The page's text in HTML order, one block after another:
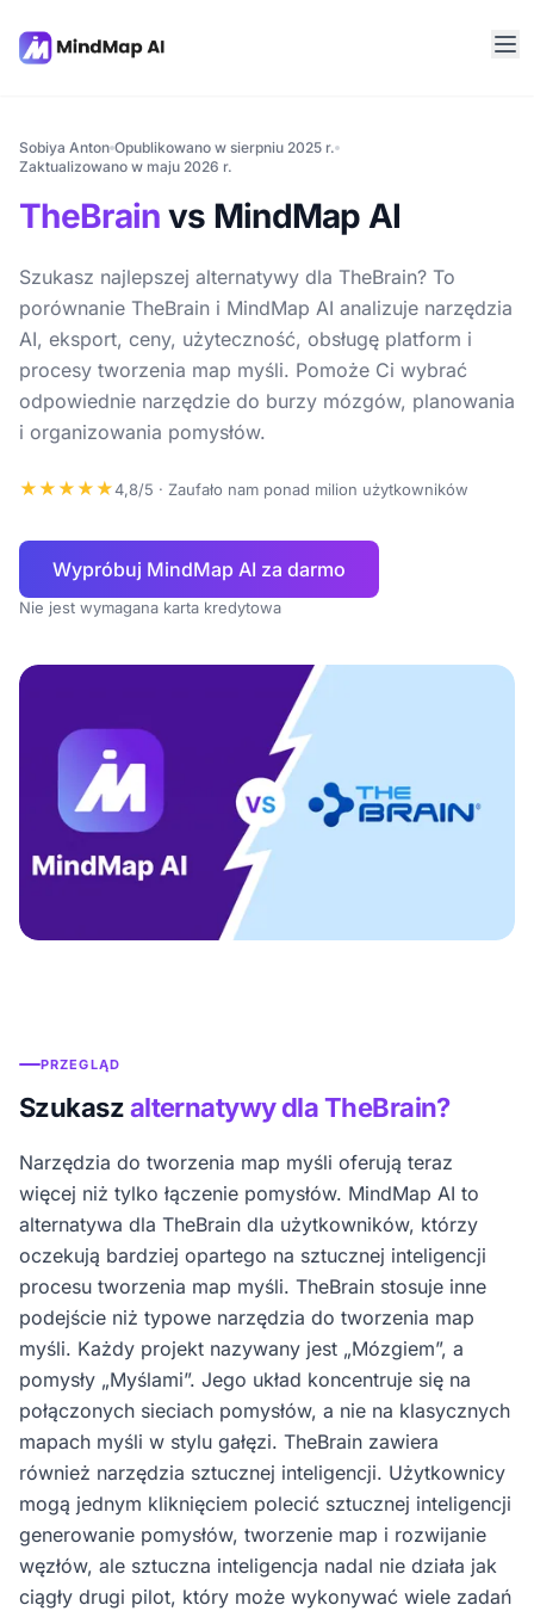
Sobiya Anton Opublikowano w sierpniu 2025 r.
Zaktualizowano w maju 2026 r.
TheBrain vs MindMap AI
Szukasz najlepszej alternatywy dla TheBrain? To
porównanie TheBrain i MindMap AI analizuje narzędzia
AI, eksport, ceny, użyteczność, obsługę platform i
procesy tworzenia map myśli. Pomoże Ci wybrać
odpowiednie narzędzie do burzy mózgów, planowania
i organizowania pomysłów.
★★★★★4,8/5 · Zaufało nam ponad milion użytkowników
Wypróbuj MindMap AI za darmo
Nie jest wymagana karta kredytowa
PRZEGLĄD
Szukaszalternatywy dla TheBrain?
Narzędzia do tworzenia map myśli oferują teraz
więcej niż tylko łączenie pomysłów. MindMap AI to
alternatywa dla TheBrain dla użytkowników, którzy
oczekują bardziej opartego na sztucznej inteligencji
procesu tworzenia map myśli. TheBrain stosuje inne
podejście niż typowe narzędzia do tworzenia map
myśli. Każdy projekt nazywany jest „Mózgiem”, a
pomysły „Myślami”. Jego układ koncentruje się na
połączonych sieciach pomysłów, a nie na klasycznych
mapach myśli w stylu gałęzi. TheBrain zawiera
również narzędzia sztucznej inteligencji. Użytkownicy
mogą jednym kliknięciem polecić sztucznej inteligencji
generowanie pomysłów, tworzenie map i rozwijanie
węzłów, ale sztuczna inteligencja nadal nie działa jak
ciągły drugi pilot, który może wykonywać wiele zadań